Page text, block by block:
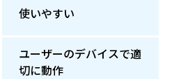
使いやすい
ユーザーのデバイスで適
切に動作